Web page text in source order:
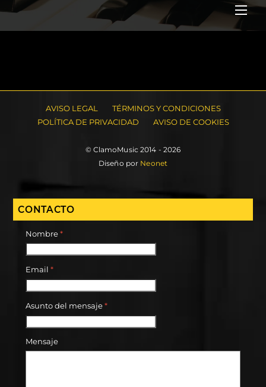
AVISO LEGAL
TÉRMINOS Y CONDICIONES
POLÍTICA DE PRIVACIDAD
AVISO DE COOKIES
© ClamoMusic 2014 - 2026
Diseño por Neonet
CONTACTO
Nombre*
Email *
Asunto del mensaje*
Mensaje